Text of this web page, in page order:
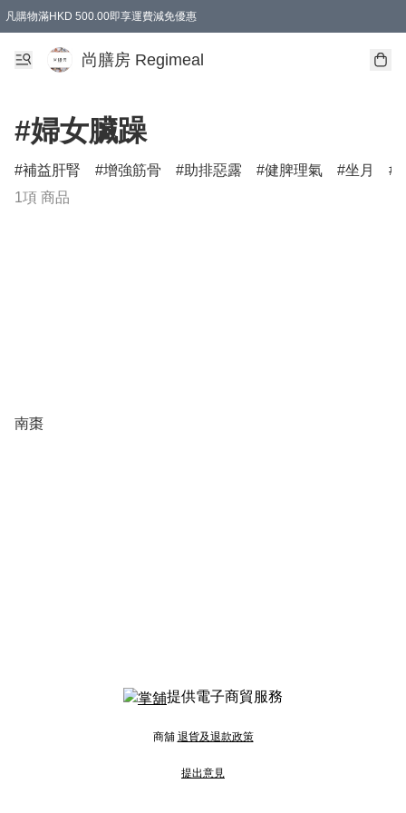
凡購物滿HKD 500.00即享運費減免優惠
尚膳房 Regimeal
#婦女臟躁
補益肝腎 增強筋骨 助排惡露 健脾理氣 坐月
1項 商品
南棗
提供電子商貿服務
商舖 退貨及退款政策
提出意見